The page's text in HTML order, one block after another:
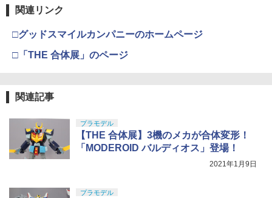
関連リンク
□グッドスマイルカンパニーのホームページ
□「THE 合体展」のページ
関連記事
プラモデル
【THE 合体展】3機のメカが合体変形！
「MODEROID バルディオス」登場！
2021年1月9日
プラモデル